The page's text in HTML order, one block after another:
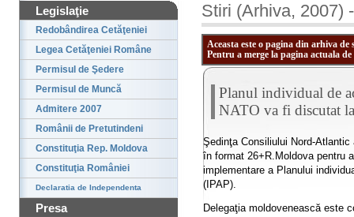
Legislaţie
Redobândirea Cetăţeniei
Legea Cetăţeniei Române
Permisul de Şedere
Permisul de Muncă
Admitere 2007
Românii de Pretutindeni
Constituţia Rep. Moldova
Constituţia României
Declaratia de Independenta
Presa
Stiri (Arhiva, 2007)
Aceasta este o pagina din arhiva
Pentru a merge la pagina actuala
Planul individual de
NATO va fi discutat
Şedinţa Consiliului Nord-
în format 26+R.Moldova pentru
implementare a Planului
(IPAP).
Delegaţia moldovenească este